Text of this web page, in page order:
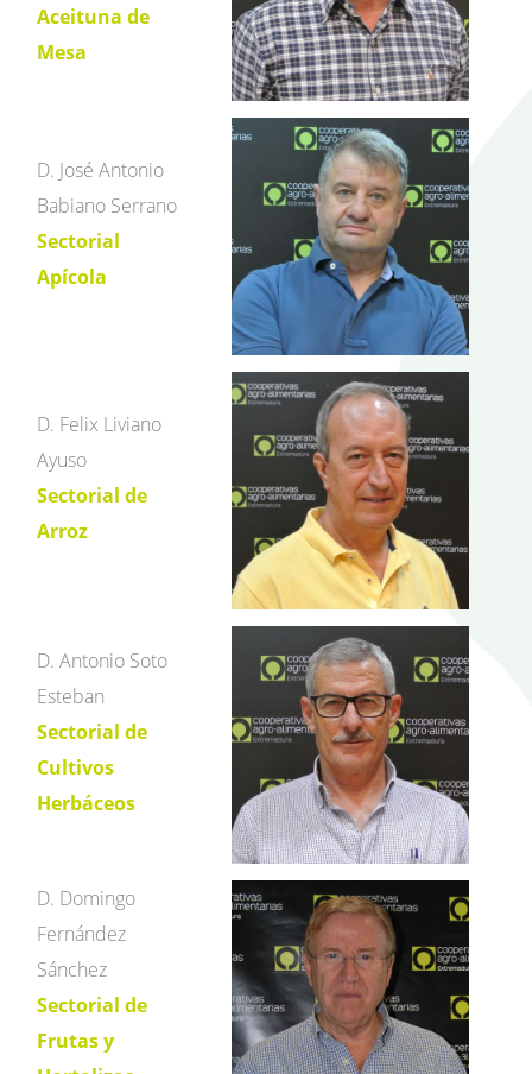
Aceituna de
Mesa
D. José Antonio
Babiano Serrano
Sectorial
Apícola
D. Felix Liviano
Ayuso
Sectorial de
Arroz
D. Antonio Soto
Esteban
Sectorial de
Cultivos
Herbáceos
D. Domingo
Fernández
Sánchez
Sectorial de
Frutas y